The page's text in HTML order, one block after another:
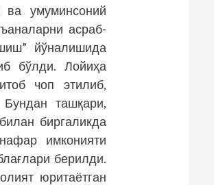
ва умуминсоний
асраб-
йўналишида
бўлди. Лойиҳа
чоп этилиб,
Бундан ташқари,
биргаликда
имконияти
берилди.
юритаётган